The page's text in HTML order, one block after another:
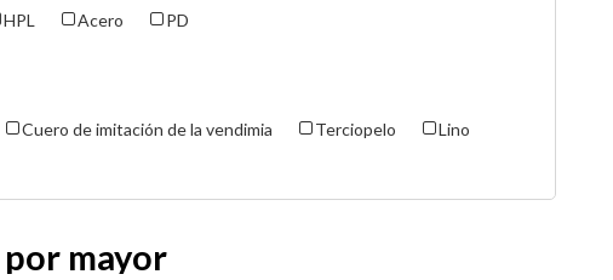
HPL Acero PD
Cuero de imitación de la vendimia Terciopelo Lino
mayor